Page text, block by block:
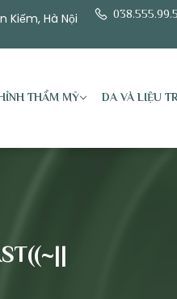
Kiếm, Hà Nội
THẨM MỸ DA VÀ LIỆU